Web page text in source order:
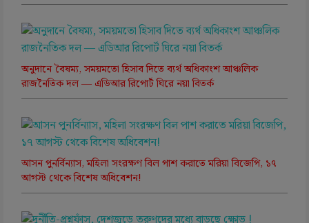
অনুদানে বৈষম্য, সময়মতো হিসাব দিতে ব্যর্থ অধিকাংশ আঞ্চলিক
রাজনৈতিক দল — এডিআর রিপোর্ট ঘিরে নয়া বিতর্ক
আসন পুনর্বিন্যাস, মহিলা সংরক্ষণ বিল পাশ করাতে মরিয়া বিজেপি, ১৭
আগস্ট থেকে বিশেষ অধিবেশন!